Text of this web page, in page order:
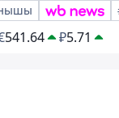
541.64 ₽5.71